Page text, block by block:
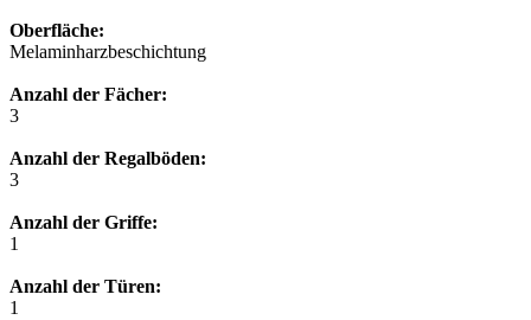
Oberfläche:
Melaminharzbeschichtung
Anzahl der Fächer:
3
Anzahl der Regalböden:
3
Anzahl der Griffe:
1
Anzahl der Türen:
1